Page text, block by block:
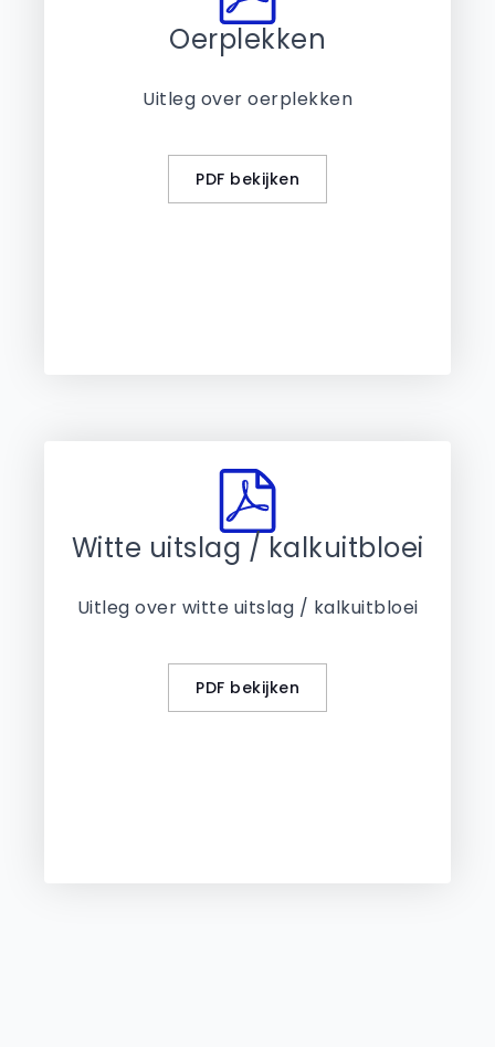
Oerplekken
Uitleg over oerplekken
PDF bekijken
Witte uitslag / kalkuitbloei
Uitleg over witte uitslag / kalkuitbloei
PDF bekijken